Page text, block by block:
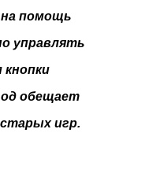
на помощь
управлять
обещает
игр.